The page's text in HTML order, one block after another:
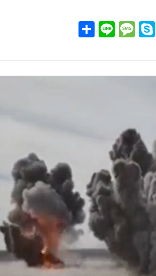
LinkedIn
Skype
Message
Line